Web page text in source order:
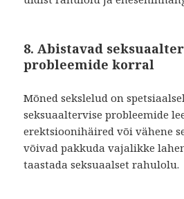
8. Abistavad
probleemide korral
Mõned sekslelud on
seksuaaltervise probleemide
erektsioonihäired või vähene
võivad pakkuda vajalikke
taastada seksuaalset rahulolu.